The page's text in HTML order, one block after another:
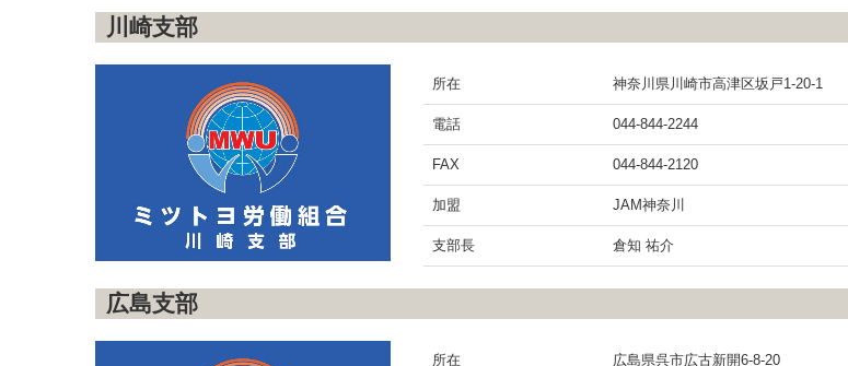
川崎支部
所在 神奈川県川崎市高津区坂戸1-20-1
電話 044-844-2244
FAX 044-844-2120
加盟 JAM神奈川
支部長 倉知 祐介
広島支部
所在 広島県呉市広古新開6-8-20